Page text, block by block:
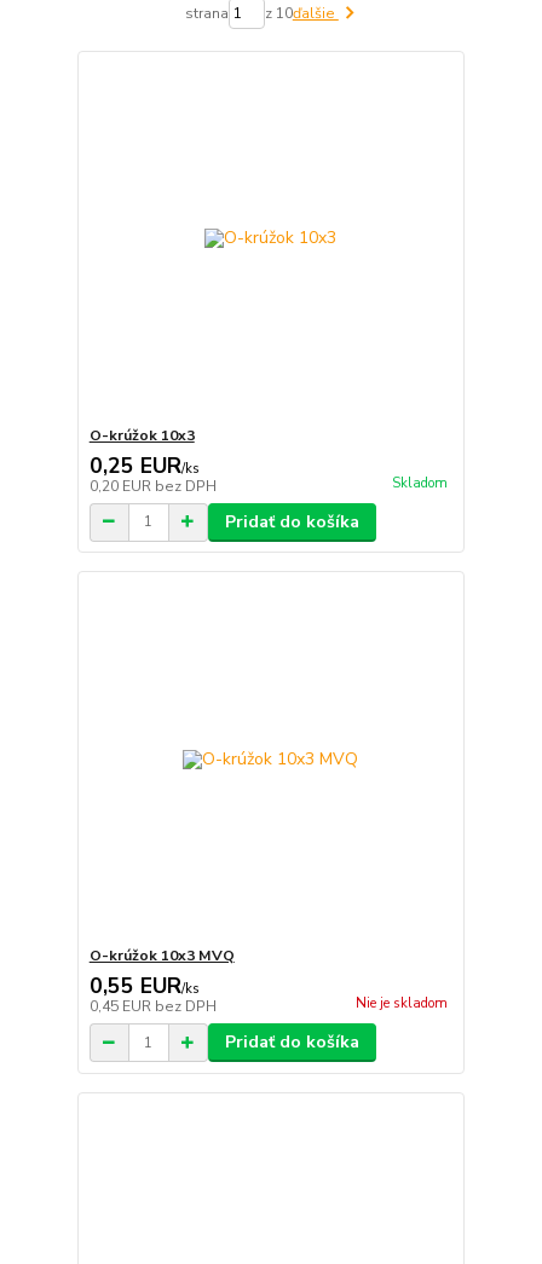
strana z 10ďalšie
O-krúžok 10x3
0,25 EUR/ks
0,20 EUR bez DPH Skladom
Pridať do košíka
O-krúžok 10x3 MVQ
0,55 EUR/ks
0,45 EUR bez DPH Nie je skladom
Pridať do košíka